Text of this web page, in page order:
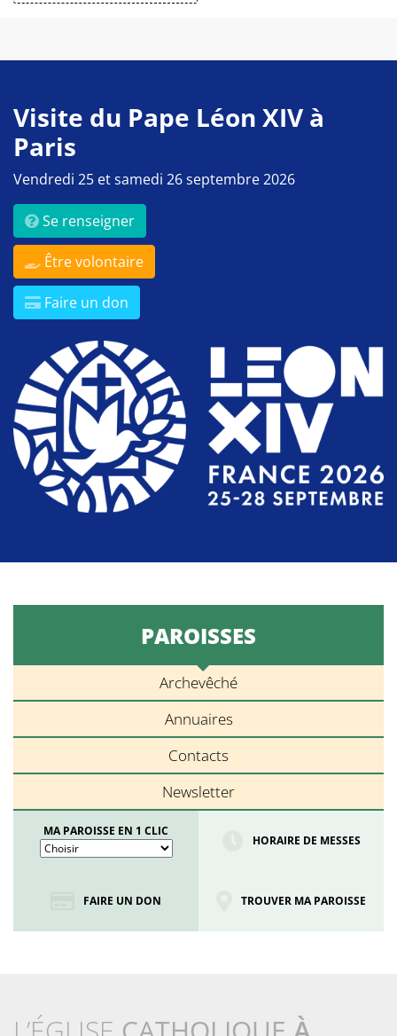
Visite du Pape Léon XIV à
Paris
Vendredi 25 et samedi 26 septembre 2026
Se renseigner
Être volontaire
Faire un don
PAROISSES
Archevêché
Annuaires
Contacts
Newsletter
MA PAROISSE EN 1 CLIC
HORAIRE DE MESSES
FAIRE UN DON TROUVER MA PAROISSE